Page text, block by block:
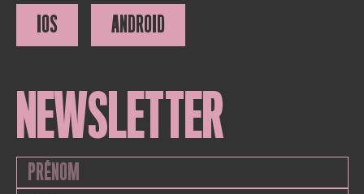
IOS ANDROID
NEWSLETTER